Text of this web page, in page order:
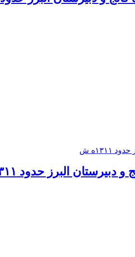
البرز حدود ۱۳۱۱ه ش